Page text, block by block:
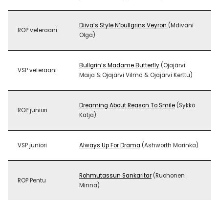
ROP veteraani
Diiva’s Style N’bullgrins Veyron (Mdivani
Olga)
VSP veteraani
Bullgrin’s Madame Butterfly (Ojajärvi
Maija & Ojajärvi Vilma & Ojajärvi Kerttu)
ROP juniori
Dreaming About Reason To Smile (Sykkö
Katja)
VSP juniori Always Up For Drama (Ashworth Marinka)
ROP Pentu
Rohmutassun Sankaritar (Ruohonen
Minna)